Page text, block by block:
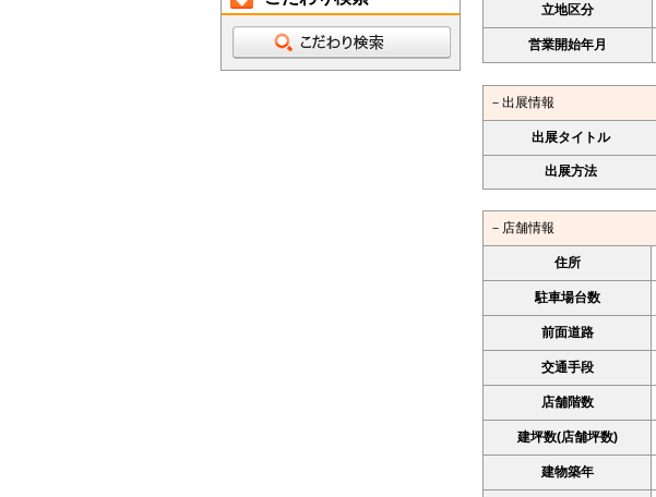
立地区分
営業開始年月
－出展情報
出展タイトル
出展方法
－店舗情報
住所
駐車場台数
前面道路
交通手段
店舗階数
建坪数(店舗坪数)
建物築年